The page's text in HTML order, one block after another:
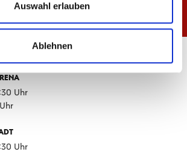
Auswahl erlauben
Ablehnen
Uhr
Uhr